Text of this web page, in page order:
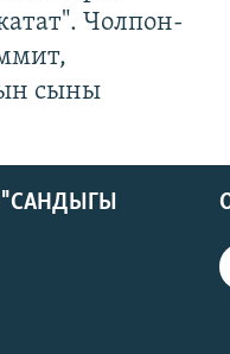
Чолпон-
сыны
САНДЫГЫ